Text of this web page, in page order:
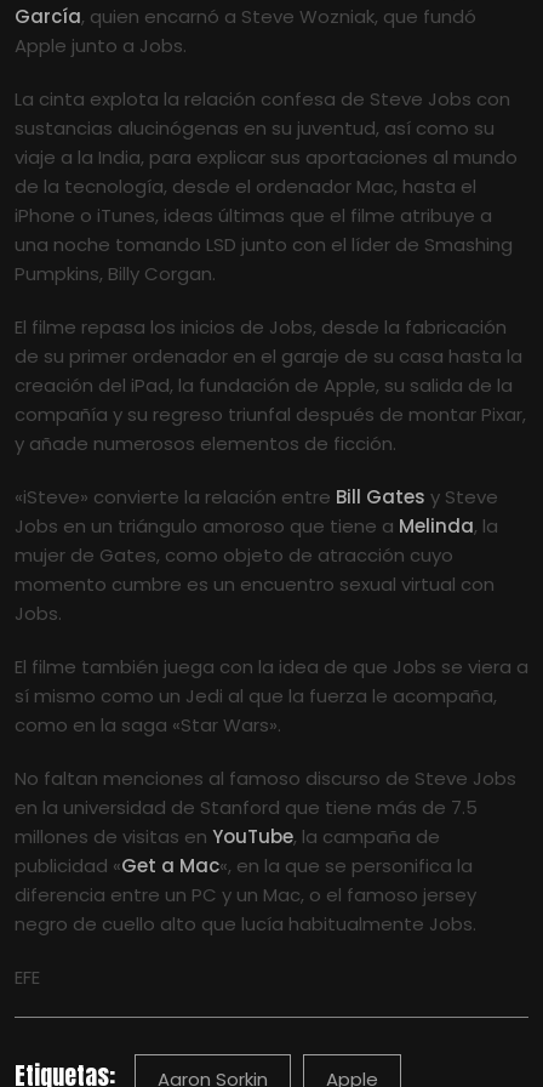
García, quien encarnó a Steve Wozniak, que fundó
Apple junto a Jobs.
La cinta explota la relación confesa de Steve Jobs con
sustancias alucinógenas en su juventud, así como su
viaje a la India, para explicar sus aportaciones al mundo
de la tecnología, desde el ordenador Mac, hasta el
iPhone o iTunes, ideas últimas que el filme atribuye a
una noche tomando LSD junto con el líder de Smashing
Pumpkins, Billy Corgan.
El filme repasa los inicios de Jobs, desde la fabricación
de su primer ordenador en el garaje de su casa hasta la
creación del iPad, la fundación de Apple, su salida de la
compañía y su regreso triunfal después de montar Pixar,
y añade numerosos elementos de ficción.
«iSteve» convierte la relación entre Bill Gates y Steve
Jobs en un triángulo amoroso que tiene a Melinda, la
mujer de Gates, como objeto de atracción cuyo
momento cumbre es un encuentro sexual virtual con
Jobs.
El filme también juega con la idea de que Jobs se viera a
sí mismo como un Jedi al que la fuerza le acompaña,
como en la saga «Star Wars».
No faltan menciones al famoso discurso de Steve Jobs
en la universidad de Stanford que tiene más de 7.5
millones de visitas en YouTube, la campaña de
publicidad «Get a Mac«, en la que se personifica la
diferencia entre un PC y un Mac, o el famoso jersey
negro de cuello alto que lucía habitualmente Jobs.
EFE
Etiquetas: Aaron Sorkin Apple